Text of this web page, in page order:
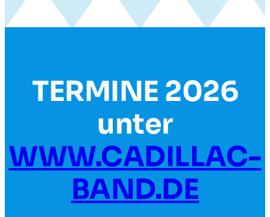
TERMINE 2026
unter
WWW.CADILLAC-
BAND.DE